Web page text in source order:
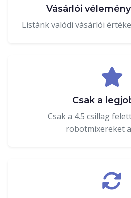
Vásárlói
Listánk valódi vásárlói
Csak a
Csak a 4.5 csillag
robotmixereket